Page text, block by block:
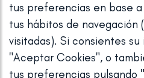
tus preferencias en base
tus hábitos de navegación
visitadas). Si consientes
"Aceptar Cookies", o
tus preferencias pulsando